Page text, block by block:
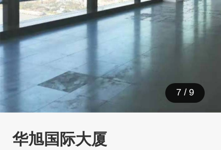
7 / 9
华旭国际大厦